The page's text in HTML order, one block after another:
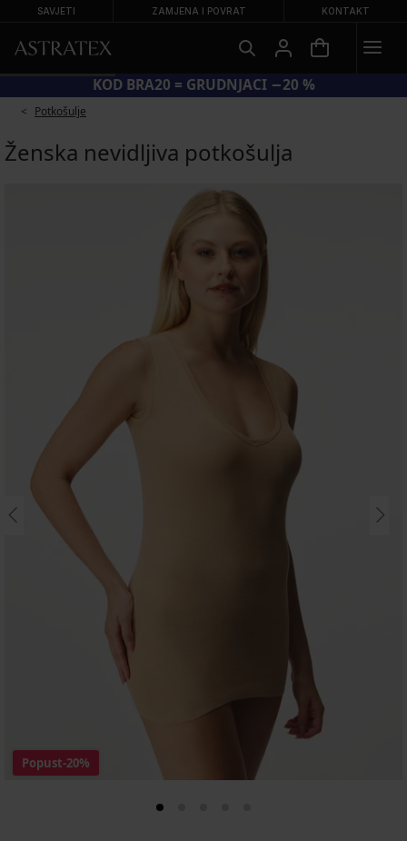
SAVJETI ZAMJENA I POVRAT KONTAKT
KOD BRA20 = GRUDNJACI −20 %
Potkošulje
Ženska nevidljiva potkošulja
Popust-20%